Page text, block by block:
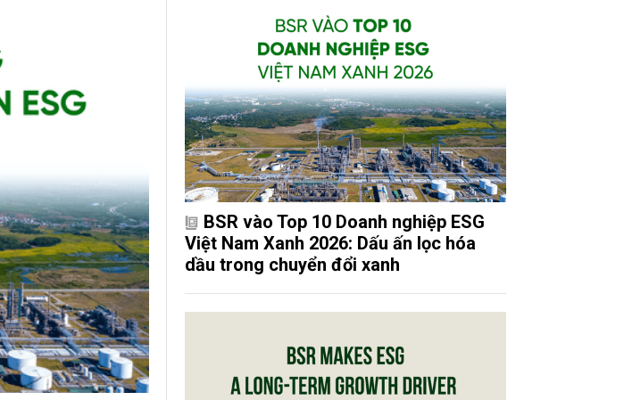
BSR vào Top 10 Doanh nghiệp ESG
Việt Nam Xanh 2026: Dấu ấn lọc hóa
dầu trong chuyển đổi xanh